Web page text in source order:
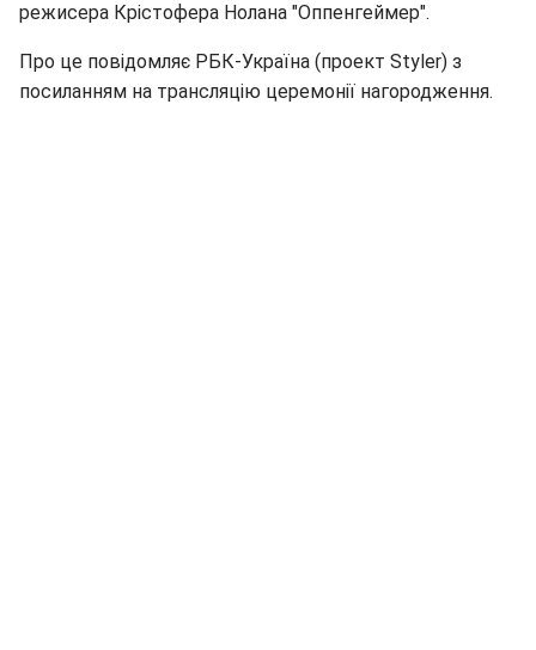
режисера Крістофера Нолана "Оппенгеймер".
Про це повідомляє РБК-Україна (проект Styler) з
посиланням на трансляцію церемонії нагородження.